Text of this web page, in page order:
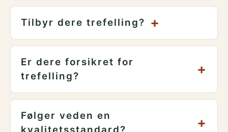
Tilbyr dere trefelling? +
Er dere forsikret for
trefelling?
+
Følger veden en
+